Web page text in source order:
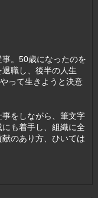
。50歳になったのを
職し、後半の人生
って生きようと決意
をしながら、筆文字
も着手し、組織に全
のあり方、ひいては